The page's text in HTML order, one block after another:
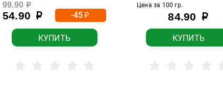
99.90 р
54.90 р -45р
КУПИТЬ
Цена за 100 гр.
84.90 р
КУПИТЬ